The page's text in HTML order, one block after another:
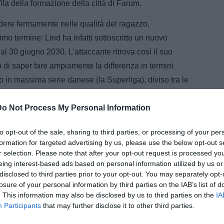
Not Process My Personal Information
opt-out of the sale, sharing to third parties, or processing of your
for targeted advertising by us, please use the below opt-out
selection. Please note that after your opt-out request is processed
interest-based ads based on personal information utilized by us
to third parties prior to your opt-out. You may separately
of your personal information by third parties on the IAB’s list of
This information may also be disclosed by us to third parties on the
Participants that may further disclose it to other third parties.
della formazione della città di Farum.
fermamente nelle qualità del ragazzo,
termine: Lind ha infatti sottoscritto un nuovo
30 giugno 2030. L'attaccante ritrova così il suo
saper fare ampiamente la differenza in termini
in massima serie danese (la Superliga), diviso tra le
Lind ha messo a referto un bottino
così il capitolo e si concentra sulle prossime
ARTICOLI CORRELATI
Pisa, Lind ai saluti: futuro al
Nordsjaelland. Le cifre
Pisa, Lind in dubbio per la gara col
Brescia: le ultime